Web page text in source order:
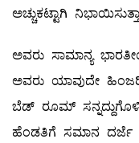
ಅಚ್ಚುಕಟ್ಟಾಗಿ
ಅವರು ಸಾಮಾನ್ಯ
ಅವರು ಯಾವುದೇ
ಬೆಡ್‌ ರೂಮ್
ಹೆಂಡತಿಗೆ ಸಮಾನ ದರ್ಜೆ